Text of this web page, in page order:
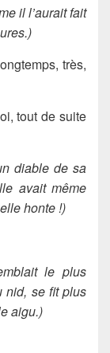
il l’aurait fait
très,
tout de suite
diable de sa
avait même
honte !)
le plus
nid, se fit plus
aigu.)